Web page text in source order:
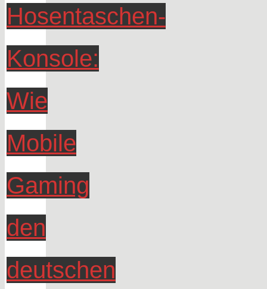
Hosentaschen-
Konsole:
Wie
Mobile
Gaming
den
deutschen